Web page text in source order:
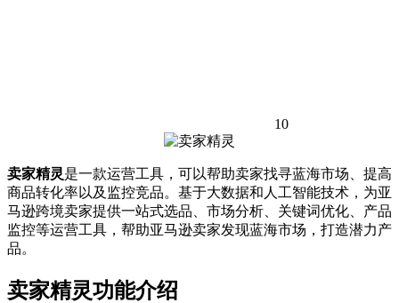
10
卖家精灵是一款运营工具，可以帮助卖家找寻蓝海市场、提高
商品转化率以及监控竞品。基于大数据和人工智能技术，为亚
马逊跨境卖家提供一站式选品、市场分析、关键词优化、产品
监控等运营工具，帮助亚马逊卖家发现蓝海市场，打造潜力产
品。
卖家精灵功能介绍